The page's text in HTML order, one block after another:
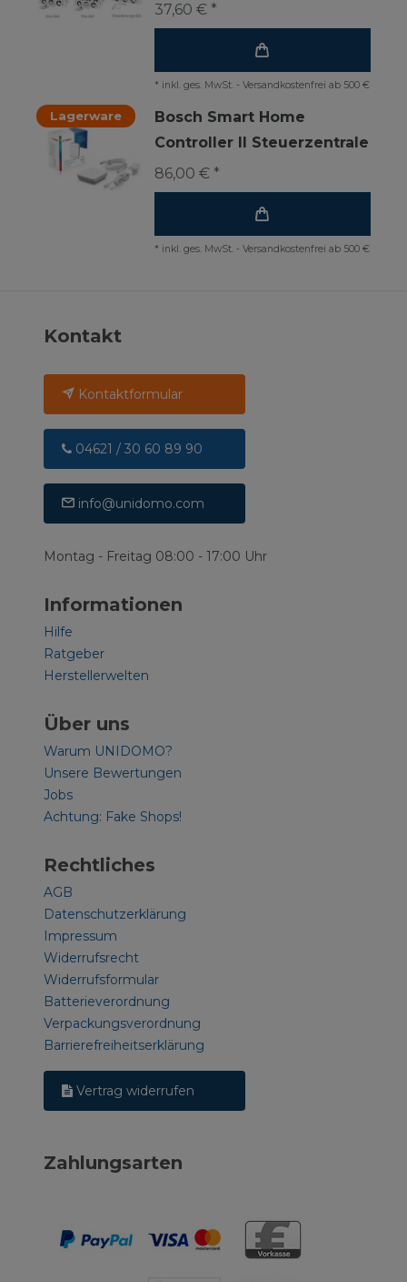
37,60 € *
* inkl. ges. MwSt. - Versandkostenfrei ab 500 €
Lagerware
Bosch Smart Home
Controller II Steuerzentrale
86,00 € *
* inkl. ges. MwSt. - Versandkostenfrei ab 500 €
Kontakt
Kontaktformular
04621 / 30 60 89 90
info@unidomo.com
Montag - Freitag 08:00 - 17:00 Uhr
Informationen
Hilfe
Ratgeber
Herstellerwelten
Über uns
Warum UNIDOMO?
Unsere Bewertungen
Jobs
Achtung: Fake Shops!
Rechtliches
AGB
Datenschutzerklärung
Impressum
Widerrufsrecht
Widerrufsformular
Batterieverordnung
Verpackungsverordnung
Barrierefreiheitserklärung
Vertrag widerrufen
Zahlungsarten